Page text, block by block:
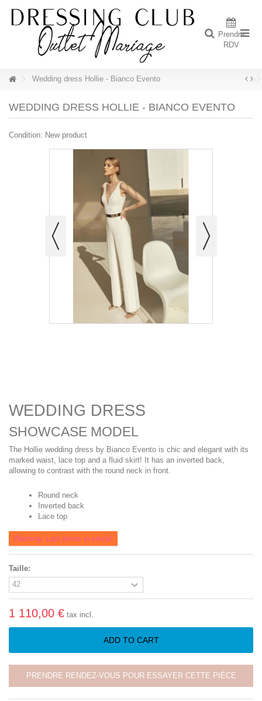
Prendre
RDV
Wedding dress Hollie - Bianco Evento
WEDDING DRESS HOLLIE - BIANCO EVENTO
Condition: New product
WEDDING DRESS
SHOWCASE MODEL
The Hollie wedding dress by Bianco Evento is chic and elegant with its
marked waist, lace top and a fluid skirt! It has an inverted back,
allowing to contrast with the round neck in front.
Round neck
Inverted back
Lace top
Warning: Last items in stock!
Taille:
1 110,00 € tax incl.
ADD TO CART
PRENDRE RENDEZ-VOUS POUR ESSAYER CETTE PIÈCE